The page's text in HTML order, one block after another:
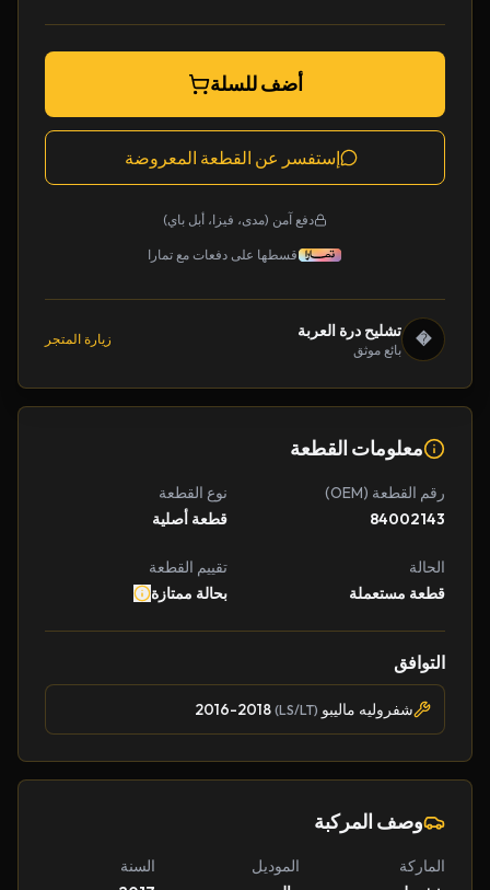
أضف للسلة
إستفسر عن القطعة المعروضة
دفع آمن (مدى، فيزا، أبل باي)
قسطها على دفعات مع تمارا
� تشليح درة العربة
بائع موثق
زيارة المتجر
معلومات القطعة
رقم القطعة (OEM)
84002143
نوع القطعة
قطعة أصلية
الحالة
قطعة مستعملة
تقييم القطعة
بحالة ممتازة
التوافق
شفروليه ماليبو (LS/LT)
وصف المركبة
الماركة
الموديل
السنة